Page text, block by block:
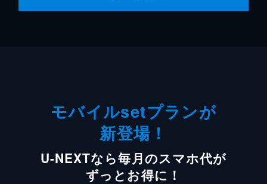
モバイルsetプランが
新登場！
U-NEXTなら毎月のスマホ代が
ずっとお得に！